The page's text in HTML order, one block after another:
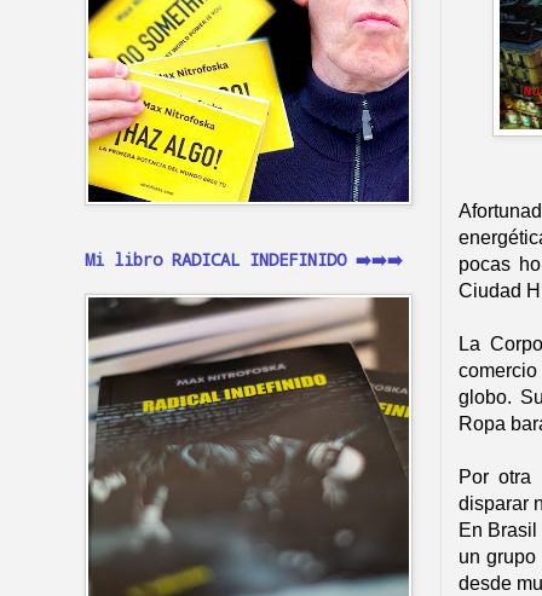
pocas
Ciudad
La
globo.
Ropa
Por otra
disparar
En
un
desde
Mi libro RADICAL INDEFINIDO ➡️➡️➡️